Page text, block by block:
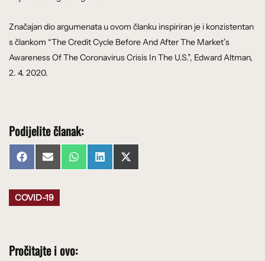
Značajan dio argumenata u ovom članku inspiriran je i konzistentan
s člankom “The Credit Cycle Before And After The Market’s
Awareness Of The Coronavirus Crisis In The U.S.”, Edward Altman,
2. 4. 2020.
Podijelite članak:
Share
on
FacebookShare
on
Email Share
on
WhatsAppShare
on
LinkedInShare
on
X
(Twitter)
COVID-19
Pročitajte i ovo: